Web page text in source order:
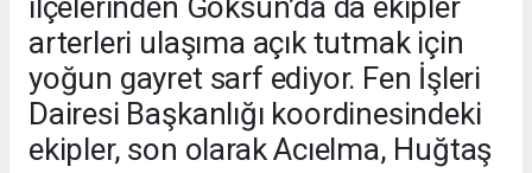
ilçelerinden Göksun’da da ekipler
arterleri ulaşıma açık tutmak için
yoğun gayret sarf ediyor. Fen İşleri
Dairesi Başkanlığı koordinesindeki
ekipler, son olarak Acıelma, Huğtaş